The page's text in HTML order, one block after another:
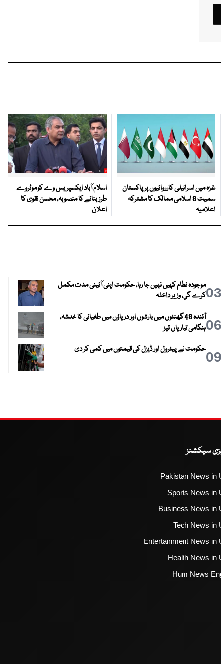
غزہ میں اسرائیلی کارروائیوں پر پاکستان
سمیت 8 اسلامی ممالک کا مشترکہ
اعلامیہ
اسلام آباد ایکسپریس وے کو موٹروے
طرز بنانے کا منصوبہ، محسن نقوی کا
اعلان
03موجودہ نظام کہیں نہیں جا رہا، حکومت اپنی آئینی مدت مکمل
کرے گی، وزیر داخلہ
06
آئندہ 48 گھنٹوں میں بارشوں اور دریاؤں میں طغیانی کا خدشہ،
ہنگامی تیاریاں تیز
09حکومت نے پیٹرول اور ڈیزل کی قیمتوں میں کمی کر دی
سیکشنز
Pakistan News in
Sports News in
Business News in
Tech News in
Entertainment News in
Health News in
Hum News